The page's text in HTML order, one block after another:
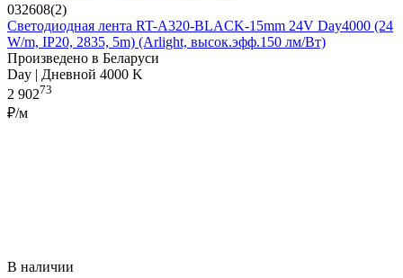
032608(2)
Светодиодная лента RT-A320-BLACK-15mm 24V Day4000 (24
W/m, IP20, 2835, 5m) (Arlight, высок.эфф.150 лм/Вт)
Произведено в Беларуси
Day | Дневной 4000 K
2 90273
₽/м
В наличии